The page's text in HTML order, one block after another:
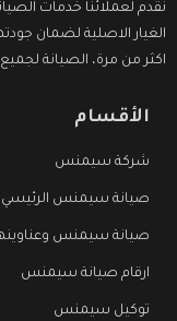
نقدم لعملائنا خدمات
الغيار الاصلية لضمان
اكثر من مرة، الصيانة
الأقسام
شركة سيمنس
صيانة سيمنس الرئيسي
صيانة سيمنس
ارقام صيانة سيمنس
توكيل سيمنس